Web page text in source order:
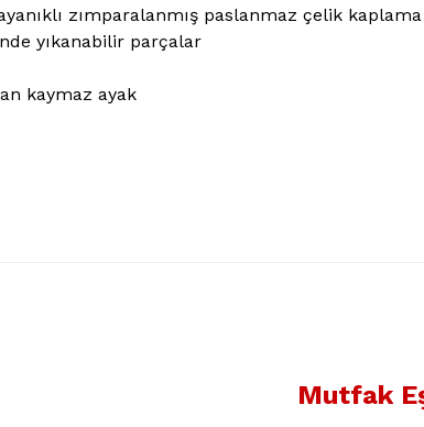
zımparalanmış paslanmaz çelik
yıkanabilir parçalar
kaymaz ayak
Mutfak